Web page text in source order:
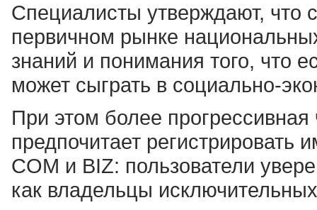
Специалисты утверждают, что
первичном рынке
знаний и понимания того, что
может сыграть в социально-
При этом более
предпочитает
COM и BIZ: пользователи
как владельцы